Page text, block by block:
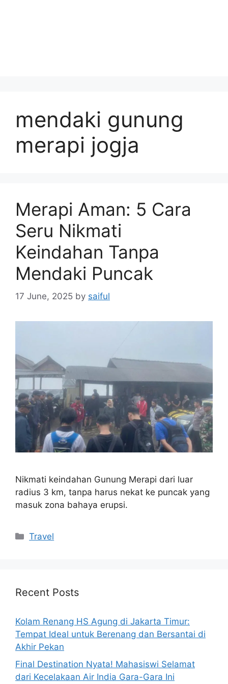
mendaki gunung
merapi jogja
Merapi Aman: 5 Cara
Seru Nikmati
Keindahan Tanpa
Mendaki Puncak
17 June, 2025 by saiful
Nikmati keindahan Gunung Merapi dari luar
radius 3 km, tanpa harus nekat ke puncak yang
masuk zona bahaya erupsi.
Categories
Travel
Recent Posts
Kolam Renang HS Agung di Jakarta Timur:
Tempat Ideal untuk Berenang dan Bersantai di
Akhir Pekan
Final Destination Nyata! Mahasiswi Selamat
dari Kecelakaan Air India Gara-Gara Ini